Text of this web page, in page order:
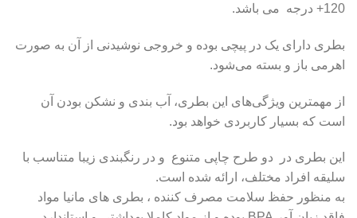
120+ درجه می باشد.
بطری دارای یک در پیچی بوده و خروجی نوشیدنی از آن به صورت
اهرمی باز و بسته می‌شود.
از مهمترین ویژگی‌های این بطری، آب بندی و نشکن بودن آن
است که بسیار کاربردی خواهد بود.
این بطری در دو طرح چاپی متنوع و در رنگبندی زیبا متناسب با
سلیقه افراد مختلف، ارائه شده است.
به منظور حفظ سلامت مصرف کننده ، بطری های مانیا مواد